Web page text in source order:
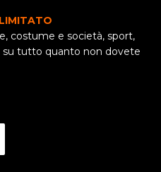
costume e società, sport,
tutto quanto non dovete